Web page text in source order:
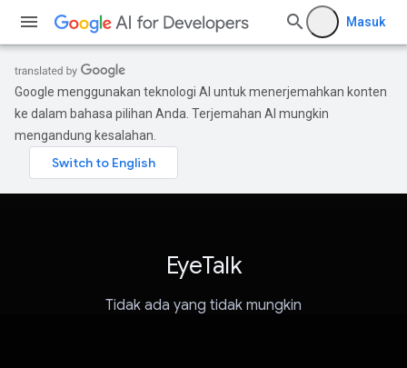
Masuk
Google menggunakan teknologi AI untuk menerjemahkan konten
ke dalam bahasa pilihan Anda. Terjemahan AI mungkin
mengandung kesalahan.
EyeTalk
Tidak ada yang tidak mungkin